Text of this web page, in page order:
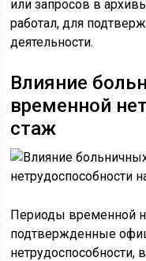
или запросов в
работал, для
деятельности.
Влияние
временной
стаж
Периоды временной
подтвержденные
нетрудоспособности,